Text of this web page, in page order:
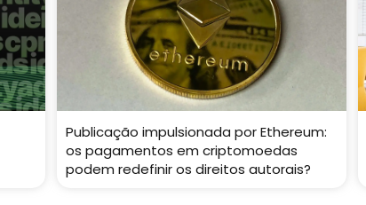
Publicação impulsionada por Ethereum:
os pagamentos em criptomoedas
podem redefinir os direitos autorais?